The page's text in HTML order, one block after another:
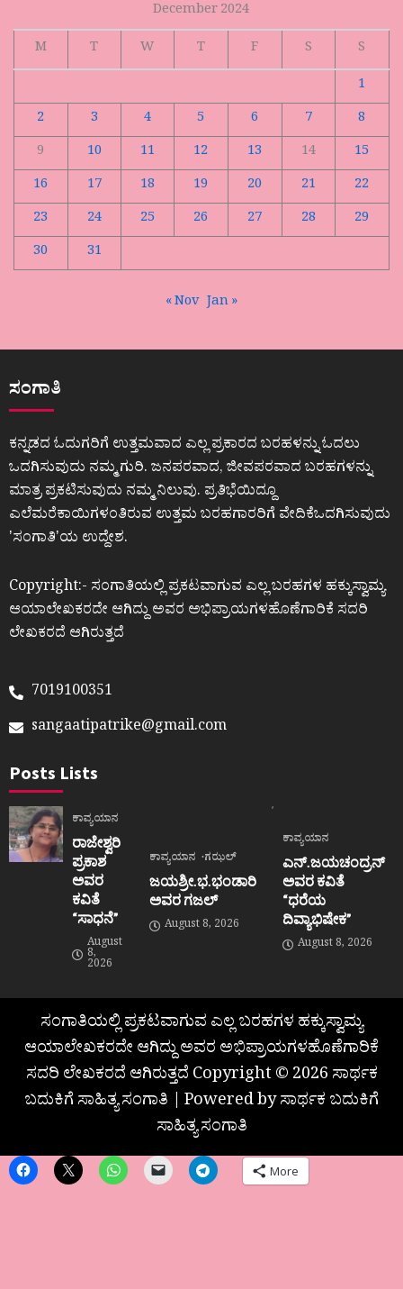
December 2024
M
T W T F S
S
1
2
3 4 5 6 7
8
9
10 11 12 13 14
15
16
17 18 19 20 21
22
23
24 25 26 27 28
29
30
31
« Nov Jan »
ಸಂಗಾತಿ
ಕನ್ನಡದ ಓದುಗರಿಗೆ ಉತ್ತಮವಾದ ಎಲ್ಲ ಪ್ರಕಾರದ ಬರಹಳನ್ನು ಓದಲು
ಒದಗಿಸುವುದು ನಮ್ಮ ಗುರಿ. ಜನಪರವಾದ, ಜೀವಪರವಾದ ಬರಹಗಳನ್ನು
ಮಾತ್ರ ಪ್ರಕಟಿಸುವುದು ನಮ್ಮ ನಿಲುವು. ಪ್ರತಿಭೆಯಿದ್ದೂ
ಎಲೆಮರೆಕಾಯಿಗಳಂತಿರುವ ಉತ್ತಮ ಬರಹಗಾರರಿಗೆ ವೇದಿಕೆಒದಗಿಸುವುದು
ʼಸಂಗಾತಿʼಯ ಉದ್ದೇಶ.
Copyright:- ಸಂಗಾತಿಯಲ್ಲಿ ಪ್ರಕಟವಾಗುವ ಎಲ್ಲ ಬರಹಗಳ ಹಕ್ಕುಸ್ವಾಮ್ಯ
ಆಯಾಲೇಖಕರದೇ ಆಗಿದ್ದು ಅವರ ಅಭಿಪ್ರಾಯಗಳಹೊಣೆಗಾರಿಕೆ ಸದರಿ
ಲೇಖಕರದೆ ಆಗಿರುತ್ತದೆ
7019100351
sangaatipatrike@gmail.com
Posts Lists
ಕಾವ್ಯಯಾನ
ರಾಜೇಶ್ವರಿ
ಪ್ರಕಾಶ
ಅವರ
ಕವಿತೆ
“ಸಾಧನೆ”
August
8,
2026
ಕಾವ್ಯಯಾನ ಗಝಲ್
ಜಯಶ್ರೀ.ಭ.ಭಂಡಾರಿ
ಅವರ ಗಜಲ್
August 8, 2026
ಕಾವ್ಯಯಾನ
ಎನ್.ಜಯಚಂದ್ರನ್
ಅವರ ಕವಿತೆ
“ಧರೆಯ
ದಿವ್ಯಾಭಿಷೇಕ”
August 8, 2026
ಸಂಗಾತಿಯಲ್ಲಿ ಪ್ರಕಟವಾಗುವ ಎಲ್ಲ ಬರಹಗಳ ಹಕ್ಕುಸ್ವಾಮ್ಯ
ಆಯಾಲೇಖಕರದೇ ಆಗಿದ್ದು ಅವರ ಅಭಿಪ್ರಾಯಗಳಹೊಣೆಗಾರಿಕೆ
ಸದರಿ ಲೇಖಕರದೆ ಆಗಿರುತ್ತದೆ Copyright © 2026 ಸಾರ್ಥಕ
ಬದುಕಿಗೆ ಸಾಹಿತ್ಯ ಸಂಗಾತಿ | Powered by ಸಾರ್ಥಕ ಬದುಕಿಗೆ
ಸಾಹಿತ್ಯ ಸಂಗಾತಿ
More